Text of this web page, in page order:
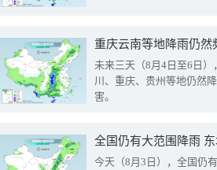
重庆云南等地降雨仍然
未来三天（8月4日至6日
川、重庆、贵州等地仍然
害。
全国仍有大范围降雨
今天（8月3日），全国仍